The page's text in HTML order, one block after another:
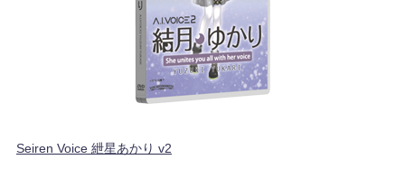
Seiren Voice 紲星あかり v2